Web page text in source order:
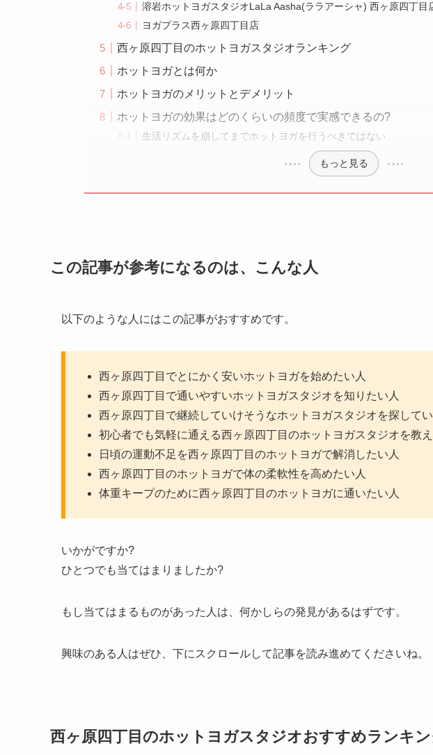
溶岩ホットヨガスタジオLaLa Aasha(ララアーシャ) 西ヶ原四丁目
ヨガプラス西ヶ原四丁目店
西ヶ原四丁目のホットヨガスタジオランキング
ホットヨガとは何か
ホットヨガのメリットとデメリット
ホットヨガの効果はどのくらいの頻度で実感できるの?
生活リズムを崩してまでホットヨガを行うべきではない
もっと見る
この記事が参考になるのは、こんな人
以下のような人にはこの記事がおすすめです。
西ヶ原四丁目でとにかく安いホットヨガを始めたい人
西ヶ原四丁目で通いやすいホットヨガスタジオを知りたい人
西ヶ原四丁目で継続していけそうなホットヨガスタジオを探してい
初心者でも気軽に通える西ヶ原四丁目のホットヨガスタジオを教
日頃の運動不足を西ヶ原四丁目のホットヨガで解消したい人
西ヶ原四丁目のホットヨガで体の柔軟性を高めたい人
体重キープのために西ヶ原四丁目のホットヨガに通いたい人
いかがですか?
ひとつでも当てはまりましたか?
もし当てはまるものがあった人は、何かしらの発見があるはずです。
興味のある人はぜひ、下にスクロールして記事を読み進めてくださいね。
西ヶ原四丁目のホットヨガスタジオおすすめランキ